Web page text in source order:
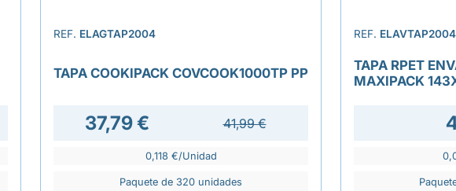
REF. ELAGTAP2004
TAPA COOKIPACK COVCOOK1000TP PP
37,79 € 41,99 €
0,118 €/Unidad
Paquete de 320 unidades
REF. ELAVTAP2004
TAPA RPET
MAXIPACK